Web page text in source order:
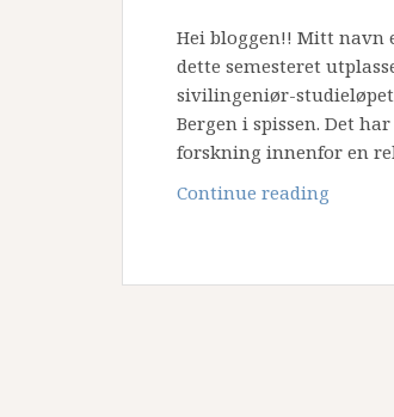
Hei bloggen!! Mitt navn
dette semesteret
sivilingeniør-
Bergen i spissen. Det
forskning innenfor en
Continue reading